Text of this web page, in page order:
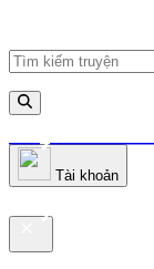
truyenfullz.com
Tài khoản
truyenfullz.com